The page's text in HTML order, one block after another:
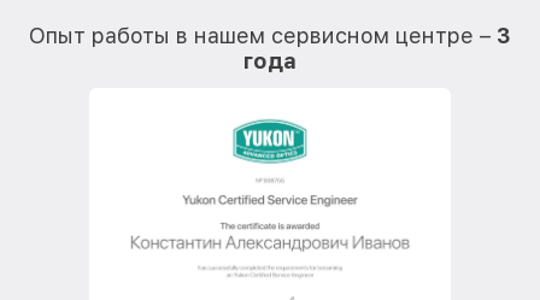
Опыт работы в нашем сервисном центре – 3
года